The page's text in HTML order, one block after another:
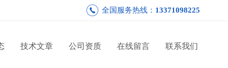
全国服务热线： 13371098225
技术文章 公司资质 在线留言 联系我们